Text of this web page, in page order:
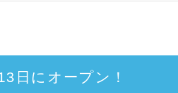
日にオープン！